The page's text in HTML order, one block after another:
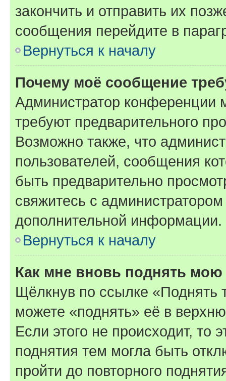
закончить и отправить их
сообщения перейдите в
Вернуться к началу
Почему моё сообщение
Администратор конференции
требуют предварительного
Возможно также, что
пользователей, сообщения
быть предварительно
свяжитесь с
дополнительной информации.
Вернуться к началу
Как мне вновь поднять мою
Щёлкнув по ссылке «Поднять
можете «поднять» её в
Если этого не происходит, то
поднятия тем могла быть
пройти до повторного